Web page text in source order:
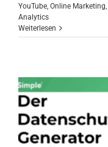
YouTube, Online Marketing,
Analytics
Weiterlesen